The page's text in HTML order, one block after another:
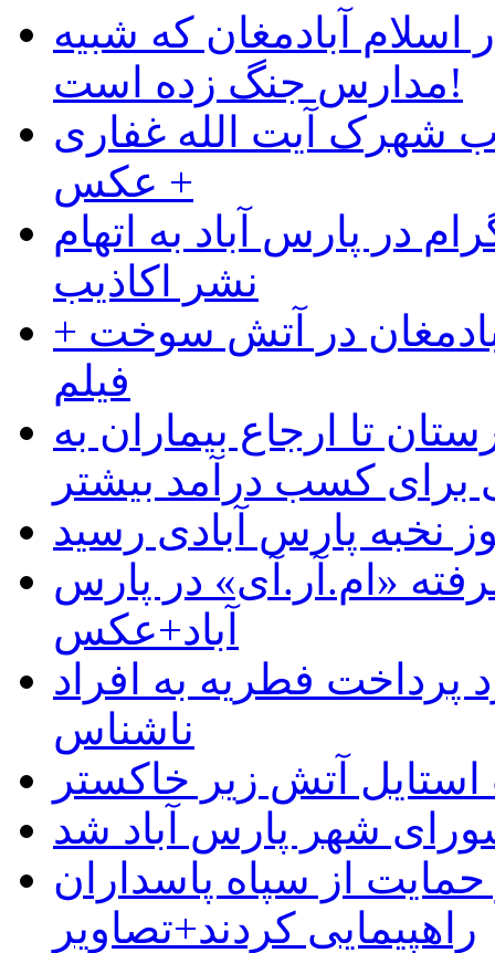
آبادمغان که شبیه
مدارس جنگ زده است!
شهرک آیت الله غفاری
+ عکس
در پارس آباد به اتهام
نشر اکاذیب
در آتش سوخت +
فیلم
تا ارجاع بیماران به
کسب درآمد بیشتر
نخبه پارس آبادی رسید
«ام.آر.آی» در پارس
آباد+عکس
پرداخت فطریه به افراد
ناشناس
آتش زیر خاکستر
شهر پارس آباد شد
از سپاه پاسداران
راهپیمایی کردند+تصاویر